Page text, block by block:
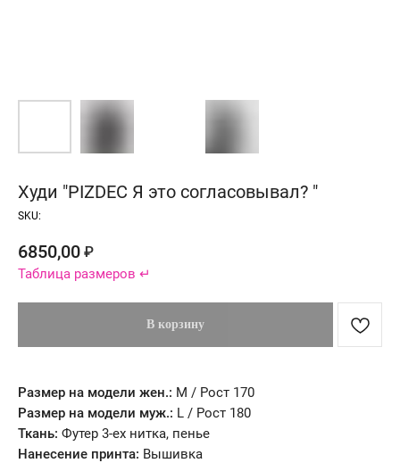
Худи "PIZDEC Я это согласовывал? "
SKU:
6850,00 ₽
Таблица размеров ↵
В корзину
Размер на модели жен.: М / Рост 170
Размер на модели муж.: L / Рост 180
Ткань: Футер 3-ех нитка, пенье
Нанесение принта: Вышивка